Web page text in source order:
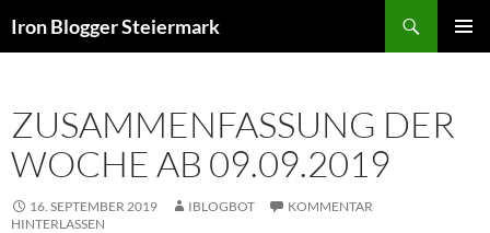
Inhalt
Iron Blogger Steiermark
ZUSAMMENFASSUNG DER
WOCHE AB 09.09.2019
16. SEPTEMBER 2019 IBLOGBOT
KOMMENTAR
HINTERLASSEN